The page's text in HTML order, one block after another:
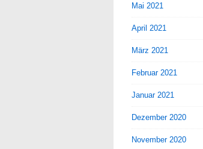
Mai 2021
April 2021
März 2021
Februar 2021
Januar 2021
Dezember 2020
November 2020